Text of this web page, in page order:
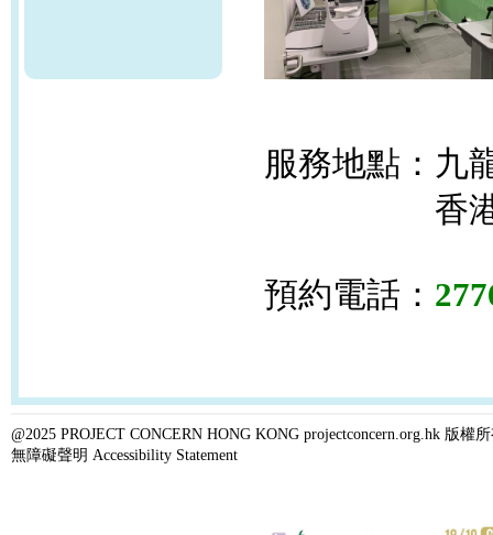
服務地點：九
香港醫藥
預約電話：
@2025 PROJECT CONCERN HONG KONG projectconcern.org.hk 版權
無障礙聲明 Accessibility Statement